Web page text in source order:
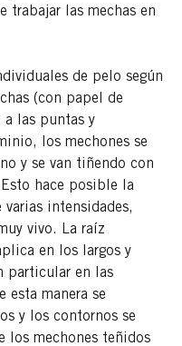
trabajar las mechas en
de pelo según
(con papel de
las puntas y
los mechones se
y se van tiñendo con
hace posible la
intensidades,
vivo. La raíz
en los largos y
particular en las
esta manera se
y los contornos se
los mechones teñidos